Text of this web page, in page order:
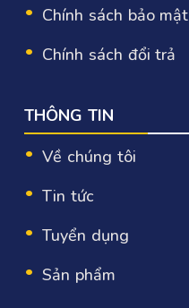
Chính sách bảo mật
Chính sách đổi trả
THÔNG TIN
Về chúng tôi
Tin tức
Tuyển dụng
Sản phẩm